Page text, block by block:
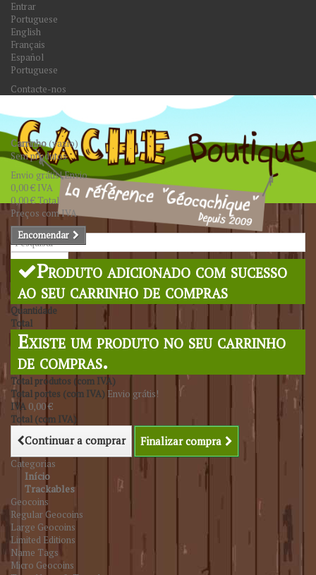
Entrar
Portuguese
English
Français
Español
Portuguese
Contacte-nos
Pesquisar
Carrinho(vazio)
Sem produtos
Envio grátis!Envio
0,00 € IVA
0,00 €Total
Preços com IVA
Encomendar
Produto adicionado com sucesso
ao seu carrinho de compras
Quantidade
Total
Existe um produto no seu carrinho
de compras.
Total produtos (com IVA)
Total portes (com IVA) Envio grátis!
IVA 0,00 €
Total (com IVA)
Continuar a comprar Finalizar compra
Categorias
Início
Trackables
Geocoins
Regular Geocoins
Large Geocoins
Limited Editions
Name Tags
Micro Geocoins